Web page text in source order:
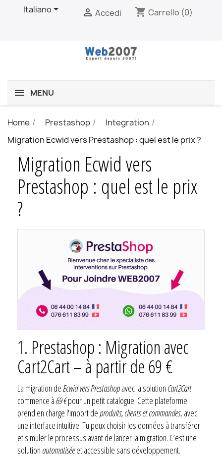
Italiano  Accedi shopping_cart Carrello (0)
MENU
Home Prestashop
Integration
Migration Ecwid vers Prestashop : quel est le prix ?
Migration Ecwid vers
Prestashop : quel est le prix
?
1. Prestashop : Migration avec
Cart2Cart – à partir de 69 €
La migration deEcwid vers Prestashopavec la solution Cart2Cart
commence à 69 €pour un petit catalogue. Cette plateforme
prend en charge l'import deproduits, clients et commandes, avec
une interface intuitive. Tu peux choisir les données à transférer
et simuler le processus avant de lancer la migration. C’est une
solution automatiséeet accessible sans développement.